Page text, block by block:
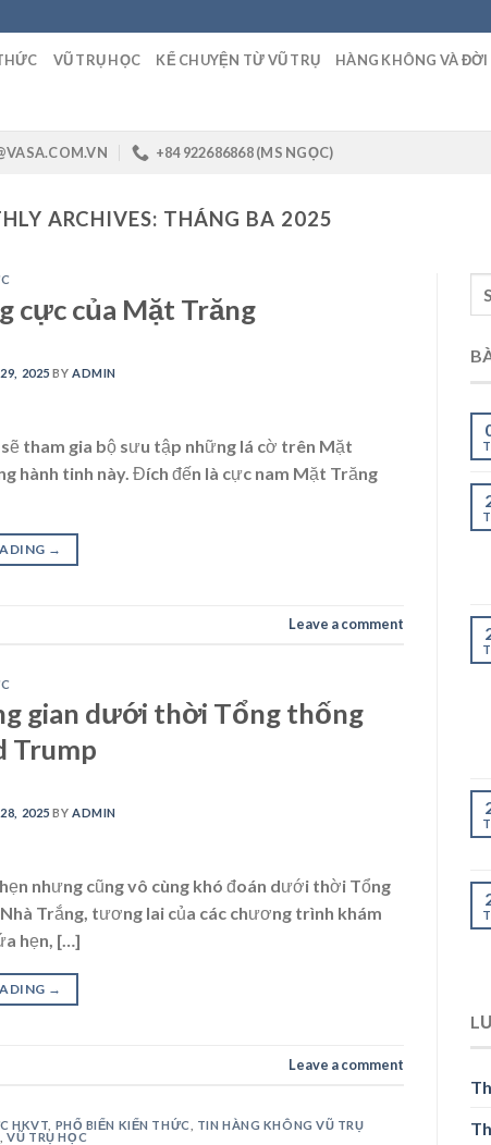
VŨ TRỤ HỌC KỂ CHUYỆN TỪ VŨ TRỤ HÀNG KHÔNG VÀ ĐỜI
+84 922686868 (MS NGỌC)
ARCHIVES: THÁNG BA 2025
cực của Mặt Trăng
2025 BYADMIN
tham gia bộ sưu tập những lá cờ trên Mặt
hành tinh này. Đích đến là cực nam Mặt Trăng
→
Leave a comment
gian dưới thời Tổng thống
Trump
2025 BYADMIN
nhưng cũng vô cùng khó đoán dưới thời Tổng
Trắng, tương lai của các chương trình khám
hẹn, […]
→
Leave a comment
HKVT PHỔ BIẾN KIẾN THỨC
TIN HÀNG KHÔNG VŨ TRỤ
,VŨ TRỤ HỌC